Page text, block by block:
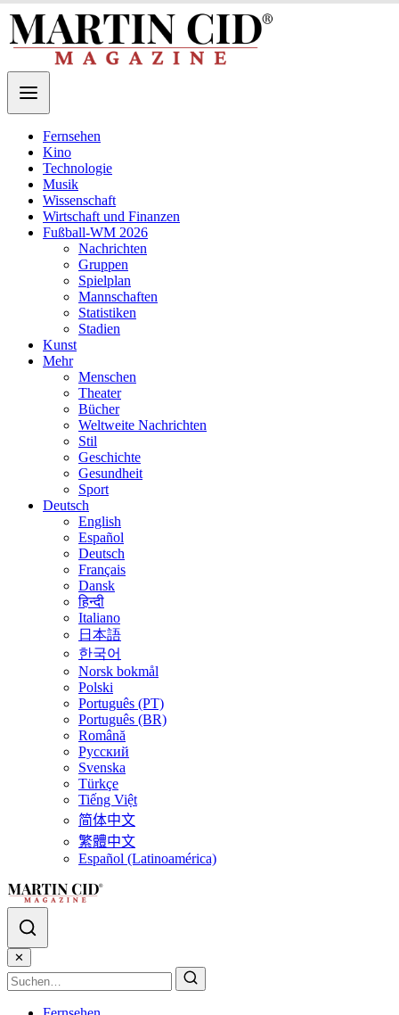
Fernsehen
Kino
Technologie
Musik
Wissenschaft
Wirtschaft und Finanzen
Fußball-WM 2026
Nachrichten
Gruppen
Spielplan
Mannschaften
Statistiken
Stadien
Kunst
Mehr
Menschen
Theater
Bücher
Weltweite Nachrichten
Stil
Geschichte
Gesundheit
Sport
Deutsch
English
Español
Deutsch
Français
Dansk
हिन्दी
Italiano
日本語
한국어
Norsk bokmål
Polski
Português (PT)
Português (BR)
Română
Русский
Svenska
Türkçe
Tiếng Việt
简体中文
繁體中文
Español (Latinoamérica)
✕